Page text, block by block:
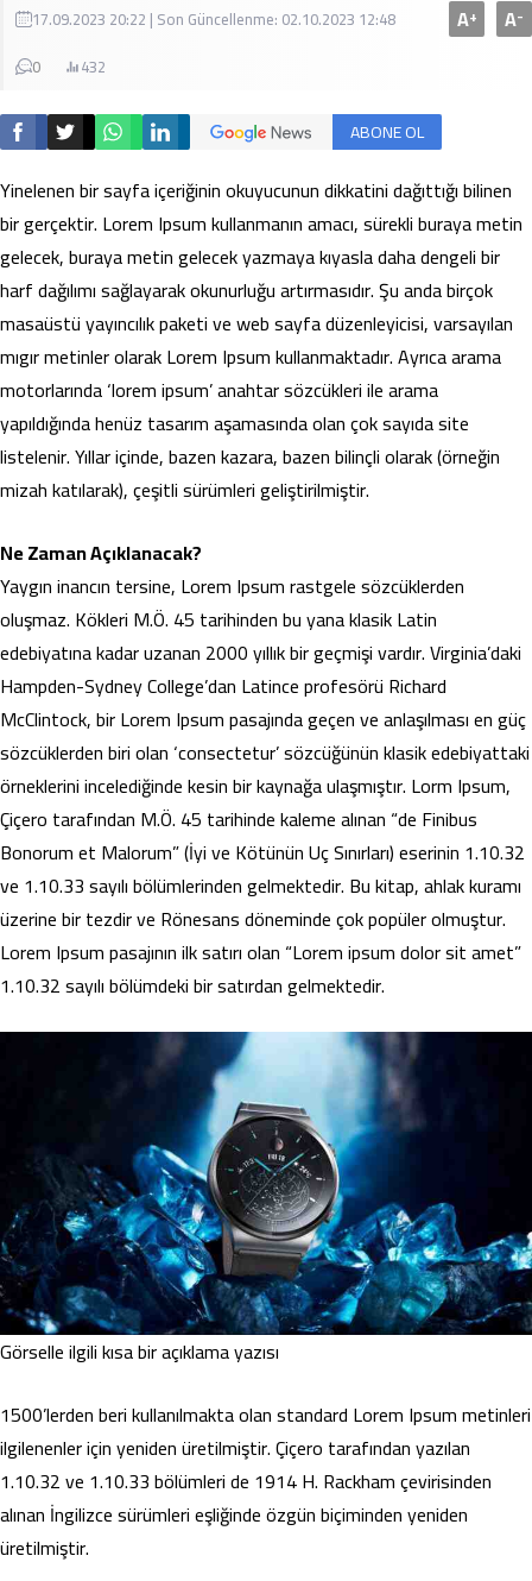
17.09.2023 20:22 | Son Güncellenme: 02.10.2023 12:48
0
432
A+ A-
ABONE OL
Yinelenen bir sayfa içeriğinin okuyucunun dikkatini dağıttığı bilinen
bir gerçektir. Lorem Ipsum kullanmanın amacı, sürekli buraya metin
gelecek, buraya metin gelecek yazmaya kıyasla daha dengeli bir
harf dağılımı sağlayarak okunurluğu artırmasıdır. Şu anda birçok
masaüstü yayıncılık paketi ve web sayfa düzenleyicisi, varsayılan
mıgır metinler olarak Lorem Ipsum kullanmaktadır. Ayrıca arama
motorlarında ‘lorem ipsum’ anahtar sözcükleri ile arama
yapıldığında henüz tasarım aşamasında olan çok sayıda site
listelenir. Yıllar içinde, bazen kazara, bazen bilinçli olarak (örneğin
mizah katılarak), çeşitli sürümleri geliştirilmiştir.
Ne Zaman Açıklanacak?
Yaygın inancın tersine, Lorem Ipsum rastgele sözcüklerden
oluşmaz. Kökleri M.Ö. 45 tarihinden bu yana klasik Latin
edebiyatına kadar uzanan 2000 yıllık bir geçmişi vardır. Virginia’daki
Hampden-Sydney College’dan Latince profesörü Richard
McClintock, bir Lorem Ipsum pasajında geçen ve anlaşılması en güç
sözcüklerden biri olan ‘consectetur’ sözcüğünün klasik edebiyattaki
örneklerini incelediğinde kesin bir kaynağa ulaşmıştır. Lorm Ipsum,
Çiçero tarafından M.Ö. 45 tarihinde kaleme alınan “de Finibus
Bonorum et Malorum” (İyi ve Kötünün Uç Sınırları) eserinin 1.10.32
ve 1.10.33 sayılı bölümlerinden gelmektedir. Bu kitap, ahlak kuramı
üzerine bir tezdir ve Rönesans döneminde çok popüler olmuştur.
Lorem Ipsum pasajının ilk satırı olan “Lorem ipsum dolor sit amet”
1.10.32 sayılı bölümdeki bir satırdan gelmektedir.
Görselle ilgili kısa bir açıklama yazısı
1500’lerden beri kullanılmakta olan standard Lorem Ipsum metinleri
ilgilenenler için yeniden üretilmiştir. Çiçero tarafından yazılan
1.10.32 ve 1.10.33 bölümleri de 1914 H. Rackham çevirisinden
alınan İngilizce sürümleri eşliğinde özgün biçiminden yeniden
üretilmiştir.